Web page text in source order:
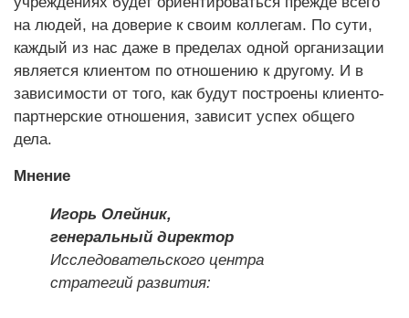
на людей, на доверие к своим коллегам. По сути,
каждый из нас даже в пределах одной организации
является клиентом по отношению к другому. И в
зависимости от того, как будут построены клиенто-
партнерские отношения, зависит успех общего
дела.
Мнение
Игорь Олейник,
генеральный директор
Исследовательского центра
стратегий развития: